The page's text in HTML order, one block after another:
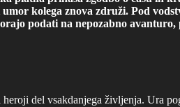
kolega znova združi. Pod
podati na nepozabno avanturo,
del vsakdanjega življenja. Ura